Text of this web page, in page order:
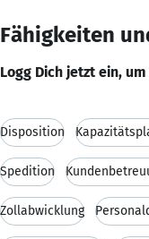
Fähigkeiten
Logg Dich jetzt ein,
Disposition
Spedition
Zollabwicklung